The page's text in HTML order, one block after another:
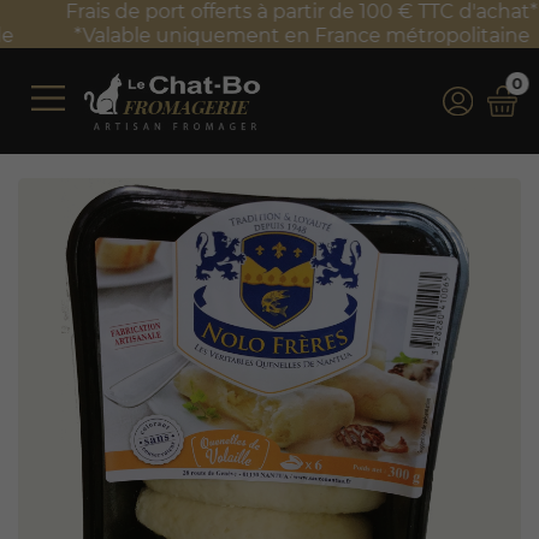
Frais de port offerts à partir de 100 € TTC d'achat*
*Valable uniquement en France métropolitaine
0